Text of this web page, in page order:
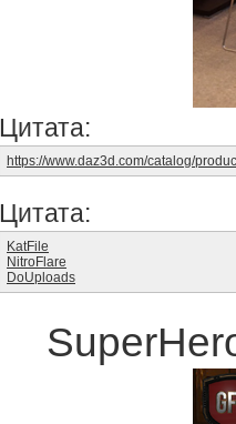
Цитата:
https://www.daz3d.com/catalog/
Цитата:
KatFile
NitroFlare
DoUploads